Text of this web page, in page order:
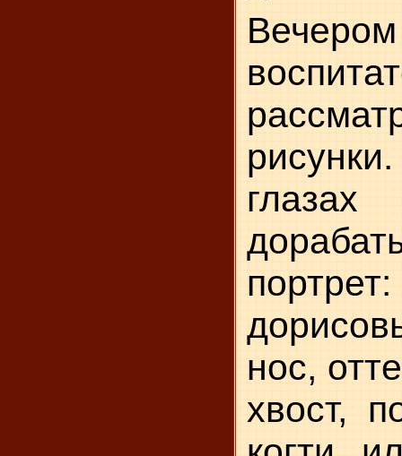
портрет:
нос,
хвост,